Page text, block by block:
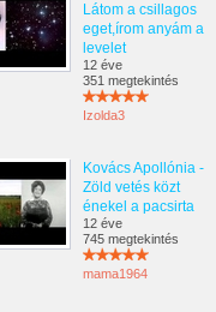
Látom a csillagos
eget,írom anyám a
levelet
12 éve
351 megtekintés
Izolda3
Kovács Apollónia -
Zöld vetés közt
énekel a pacsirta
12 éve
745 megtekintés
mama1964